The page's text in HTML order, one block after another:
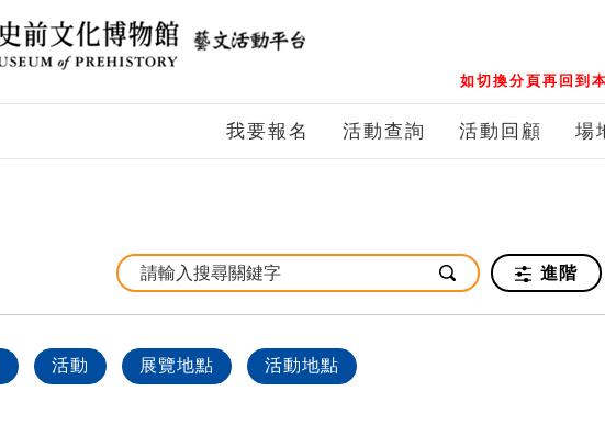
如切換分頁再回到
我要報名 活動查詢 活動回顧 場
進階
活動 展覽地點 活動地點